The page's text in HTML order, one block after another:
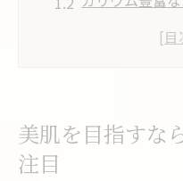
ワサビの抗酸
ワサビ効果を活か
美肌を目指すな
注目